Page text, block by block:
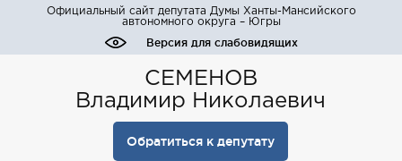
Официальный сайт депутата Думы Ханты-Мансийского
автономного округа – Югры
Версия для слабовидящих
СЕМЕНОВ
Владимир Николаевич
Обратиться к депутату